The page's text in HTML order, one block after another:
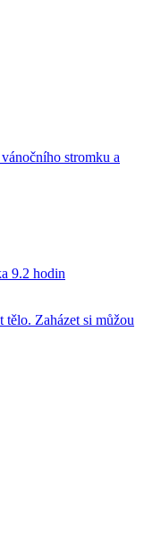
stromku a
9.2 hodin
tělo. Zaházet si můžou